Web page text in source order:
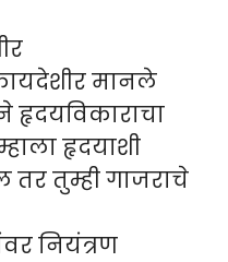
मानले
हृदयाशी
तुम्ही गाजराचे
नियंत्रण